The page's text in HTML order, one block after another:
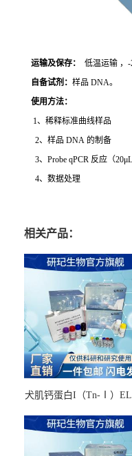
运输及保存：
低温运输 ，
自备试剂： 样品 DNA。
使用方法：
1、稀释标准曲线样品
2、样品 DNA 的制备
3、Probe qPCR 反应（
4、数据处理
相关产品：
犬肌钙蛋白I（Tn-Ⅰ）